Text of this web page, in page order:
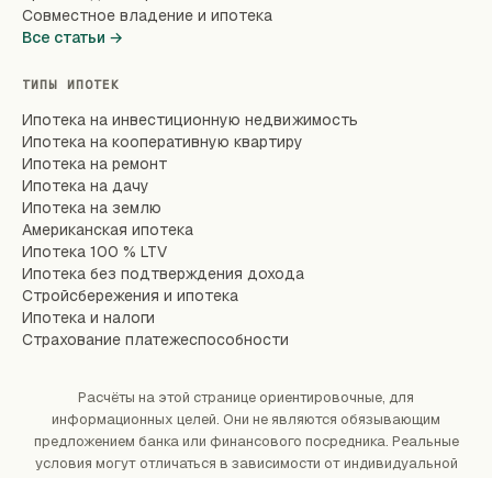
Совместное владение и ипотека
Все статьи →
ТИПЫ ИПОТЕК
Ипотека на инвестиционную недвижимость
Ипотека на кооперативную квартиру
Ипотека на ремонт
Ипотека на дачу
Ипотека на землю
Американская ипотека
Ипотека 100 % LTV
Ипотека без подтверждения дохода
Стройсбережения и ипотека
Ипотека и налоги
Страхование платежеспособности
Расчёты на этой странице ориентировочные, для
информационных целей. Они не являются обязывающим
предложением банка или финансового посредника. Реальные
условия могут отличаться в зависимости от индивидуальной